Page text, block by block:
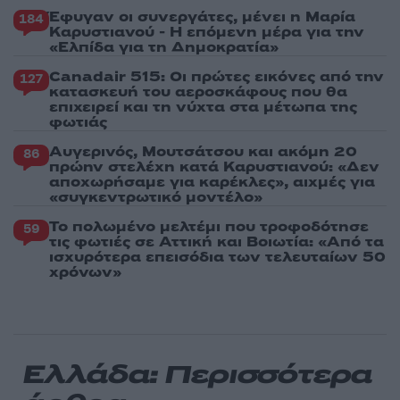
184 Έφυγαν οι συνεργάτες, μένει η Μαρία
Καρυστιανού - Η επόμενη μέρα για την
«Ελπίδα για τη Δημοκρατία»
127 Canadair 515: Οι πρώτες εικόνες από την
κατασκευή του αεροσκάφους που θα
επιχειρεί και τη νύχτα στα μέτωπα της
φωτιάς
86 Αυγερινός, Μουτσάτσου και ακόμη 20
πρώην στελέχη κατά Καρυστιανού: «Δεν
αποχωρήσαμε για καρέκλες», αιχμές για
«συγκεντρωτικό μοντέλο»
59 Το πολωμένο μελτέμι που τροφοδότησε
τις φωτιές σε Αττική και Βοιωτία: «Από τα
ισχυρότερα επεισόδια των τελευταίων 50
χρόνων»
Ελλάδα: Περισσότερα